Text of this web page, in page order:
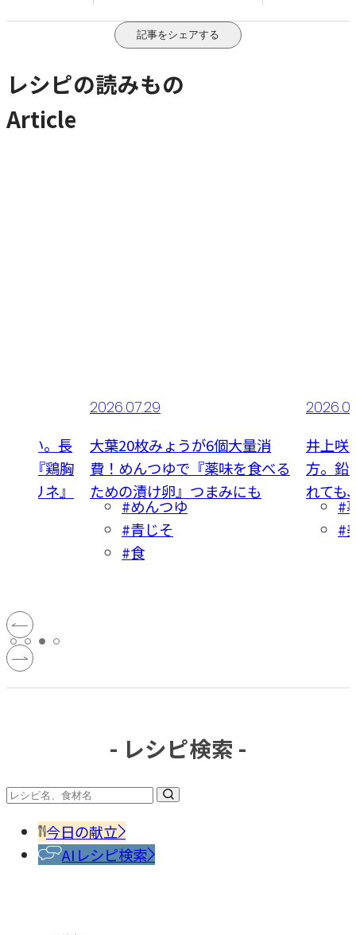
記事をシェアする
レシピの読みもの
Article
たい。長
立『鶏胸
マリネ』
2026.07.29
大葉20枚みょうが6個大量消
費！めんつゆで『薬味を食べる
ための漬け卵』つまみにも
#めんつゆ
#青じそ
#食
井上咲
方。鉛
れても
#
#
- レシピ検索 -
今日の献立
AIレシピ検索